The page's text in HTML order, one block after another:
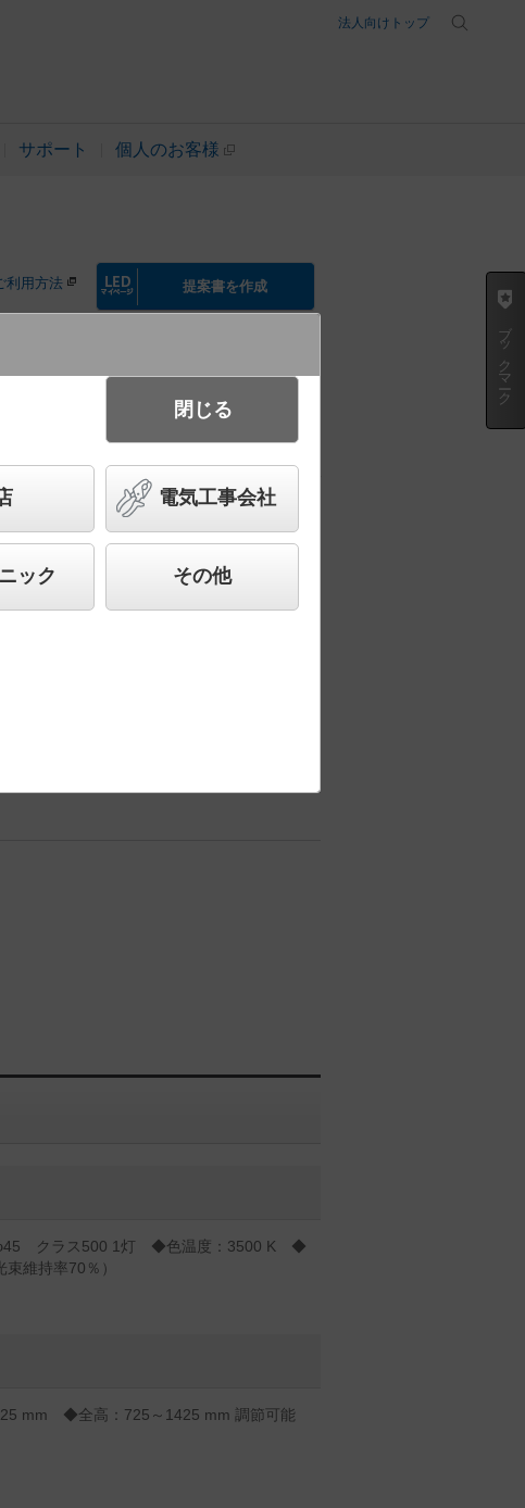
法人向けトップ
サポート 個人のお客様
利用方法 提案書を作成
ント ビーム角48度・集光タイプ
ライコン別売） 110Vダイクール電
ち合わせ、快適で先進的な照明環境をご提
φ45 クラス500 1灯 ◆色温度：3500 K ◆
維持率70％）
mm ◆全高：725～1425 mm 調節可能
ブックマーク
電気工事会社
ック その他
閉じる